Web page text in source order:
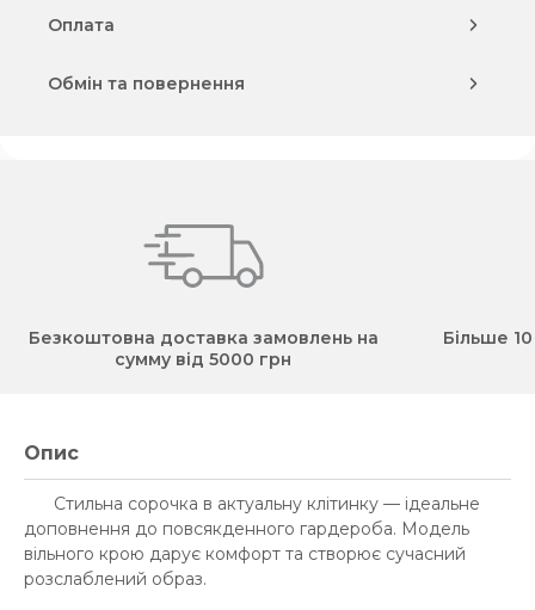
Оплата
Обмін та повернення
Безкоштовна доставка замовлень на
сумму від 5000 грн
Більше
Опис
Стильна сорочка в актуальну клітинку — ідеальне
доповнення до повсякденного гардероба. Модель
вільного крою дарує комфорт та створює сучасний
розслаблений образ.